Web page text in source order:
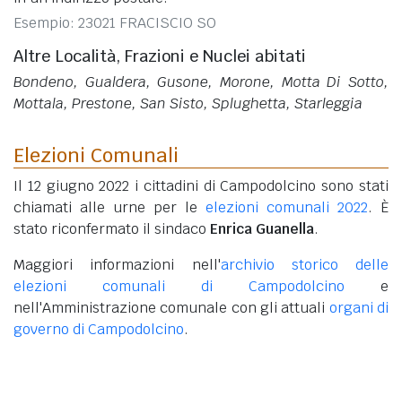
Esempio: 23021 FRACISCIO SO
Altre Località, Frazioni e Nuclei abitati
Bondeno, Gualdera, Gusone, Morone, Motta Di Sotto,
Mottala, Prestone, San Sisto, Splughetta, Starleggia
Elezioni Comunali
Il 12 giugno 2022 i cittadini di Campodolcino sono stati
chiamati alle urne per le elezioni comunali 2022. È
stato riconfermato il sindaco Enrica Guanella.
Maggiori informazioni nell'archivio storico delle
elezioni comunali di Campodolcino e
nell'Amministrazione comunale con gli attuali organi di
governo di Campodolcino.